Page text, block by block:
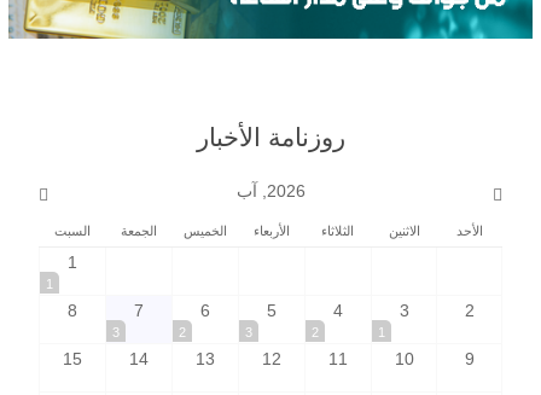
روزنامة الأخبار
2026, آب
الأحد الاثنين الثلاثاء الأربعاء الخميس الجمعة السبت
1
1
2
3
1
4
2
5
3
6
2
7
3
8
9
10
11
12
13
14
15